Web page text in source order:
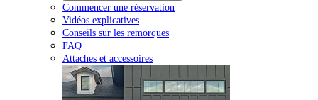
Commencer une réservation
Vidéos explicatives
Conseils sur les remorques
FAQ
Attaches et accessoires